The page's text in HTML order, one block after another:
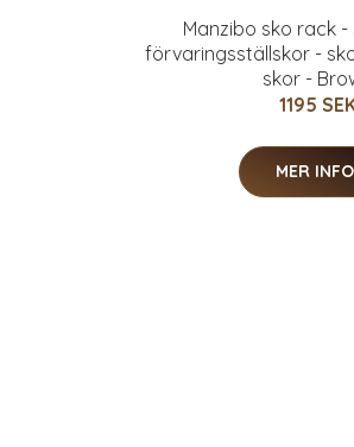
Manzibo sko rack
förvaringsställskor -
skor -
1195
MER